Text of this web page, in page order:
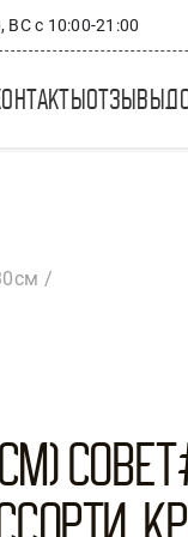
с 10:00-21:00
отзывы